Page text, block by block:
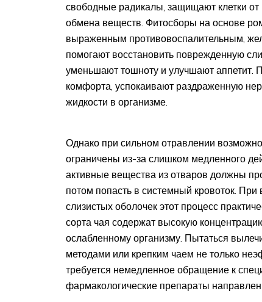
свободные радикалы, защищают клетки
обмена веществ. Фитосборы на основе
выраженным противовоспалительным,
помогают восстановить поврежденную
уменьшают тошноту и улучшают аппетит.
комфорта, успокаивают раздраженную
жидкости в организме.
Однако при сильном отравлении
ограничены из-за слишком медленного
активные вещества из отваров должны
потом попасть в системный кровоток.
слизистых оболочек этот процесс
сорта чая содержат высокую
ослабленному организму. Пытаться
методами или крепким чаем не только
требуется немедленное обращение к
фармакологические препараты